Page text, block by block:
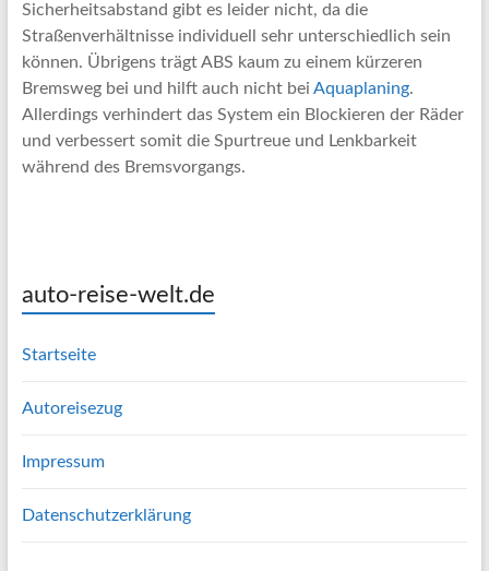
Sicherheitsabstand gibt es leider nicht, da die
Straßenverhältnisse individuell sehr unterschiedlich sein
können. Übrigens trägt ABS kaum zu einem kürzeren
Bremsweg bei und hilft auch nicht bei Aquaplaning.
Allerdings verhindert das System ein Blockieren der Räder
und verbessert somit die Spurtreue und Lenkbarkeit
während des Bremsvorgangs.
auto-reise-welt.de
Startseite
Autoreisezug
Impressum
Datenschutzerklärung